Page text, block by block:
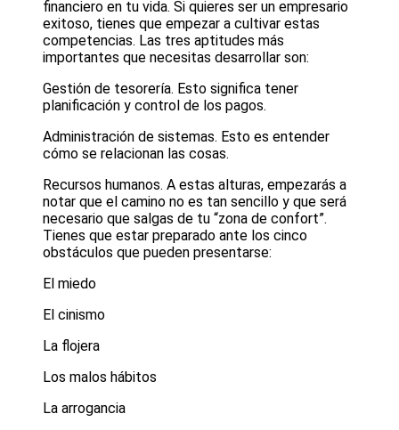
financiero en tu vida. Si quieres ser un empresario
exitoso, tienes que empezar a cultivar estas
competencias. Las tres aptitudes más
importantes que necesitas desarrollar son:
Gestión de tesorería. Esto significa tener
planificación y control de los pagos.
Administración de sistemas. Esto es entender
cómo se relacionan las cosas.
Recursos humanos. A estas alturas, empezarás a
notar que el camino no es tan sencillo y que será
necesario que salgas de tu “zona de confort”.
Tienes que estar preparado ante los cinco
obstáculos que pueden presentarse:
El miedo
El cinismo
La flojera
Los malos hábitos
La arrogancia